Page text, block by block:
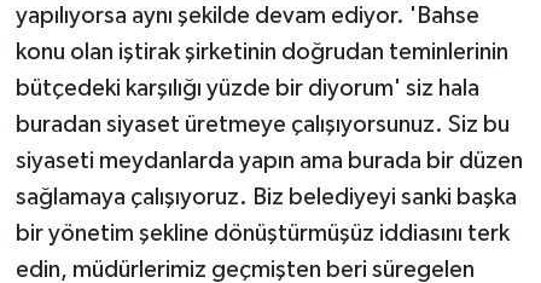
yapılıyorsa aynı şekilde devam ediyor. 'Bahse
konu olan iştirak şirketinin doğrudan teminlerinin
bütçedeki karşılığı yüzde bir diyorum' siz hala
buradan siyaset üretmeye çalışıyorsunuz. Siz bu
siyaseti meydanlarda yapın ama burada bir düzen
sağlamaya çalışıyoruz. Biz belediyeyi sanki başka
bir yönetim şekline dönüştürmüşüz iddiasını terk
edin, müdürlerimiz geçmişten beri süregelen